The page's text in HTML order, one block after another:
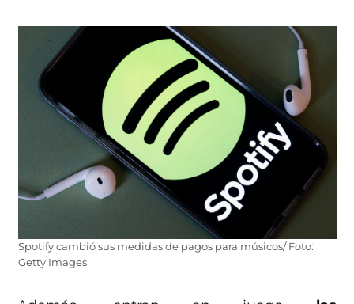
Spotify cambió sus medidas de pagos para músicos/ Foto:
Getty Images